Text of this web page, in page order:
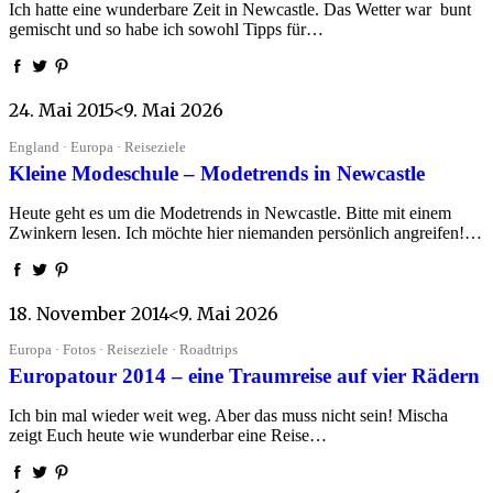
Ich hatte eine wunderbare Zeit in Newcastle. Das Wetter war bunt
gemischt und so habe ich sowohl Tipps für…
24. Mai 2015<9. Mai 2026
England · Europa · Reiseziele
Kleine Modeschule – Modetrends in Newcastle
Heute geht es um die Modetrends in Newcastle. Bitte mit einem
Zwinkern lesen. Ich möchte hier niemanden persönlich angreifen!…
18. November 2014<9. Mai 2026
Europa · Fotos · Reiseziele · Roadtrips
Europatour 2014 – eine Traumreise auf vier Rädern
Ich bin mal wieder weit weg. Aber das muss nicht sein! Mischa
zeigt Euch heute wie wunderbar eine Reise…